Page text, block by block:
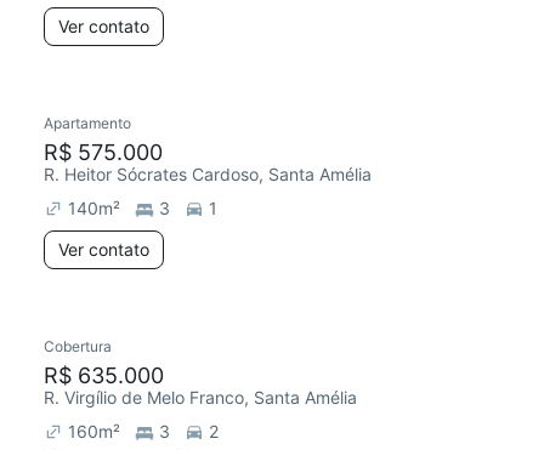
Ver contato
Apartamento
R$ 575.000
R. Heitor Sócrates Cardoso, Santa Amélia
140m² 3
1
Ver contato
Cobertura
R$ 635.000
R. Virgílio de Melo Franco, Santa Amélia
160m² 3
2